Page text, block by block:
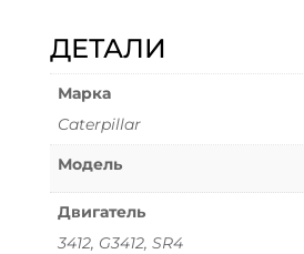
ДЕТАЛИ
Марка
Caterpillar
Модель
Двигатель
3412, G3412, SR4